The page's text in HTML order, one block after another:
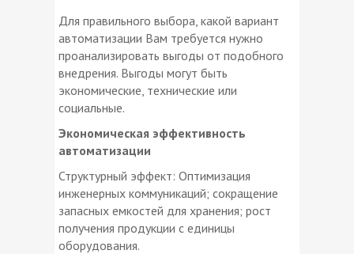
Для правильного выбора, какой вариант
автоматизации Вам требуется нужно
проанализировать выгоды от подобного
внедрения. Выгоды могут быть
экономические, технические или
социальные.
Экономическая эффективность
автоматизации
Структурный эффект: Оптимизация
инженерных коммуникаций; сокращение
запасных емкостей для хранения; рост
получения продукции с единицы
оборудования.